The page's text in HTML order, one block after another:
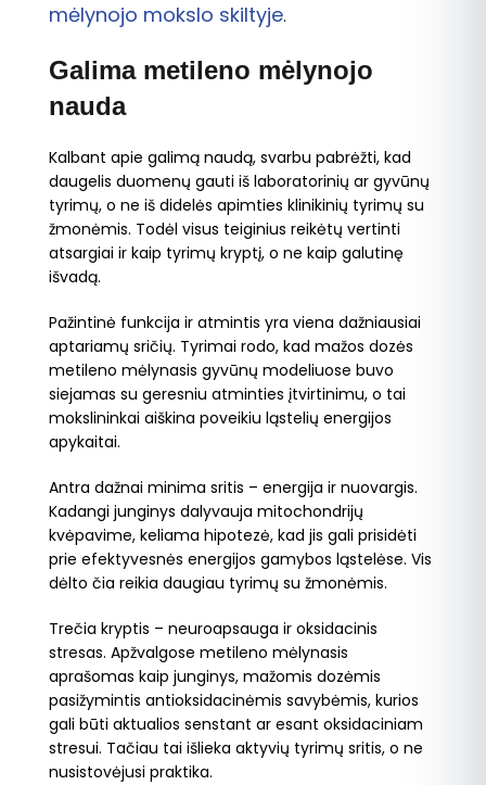
mėlynojo mokslo skiltyje.
Galima metileno mėlynojo
nauda
Kalbant apie galimą naudą, svarbu pabrėžti, kad
daugelis duomenų gauti iš laboratorinių ar gyvūnų
tyrimų, o ne iš didelės apimties klinikinių tyrimų su
žmonėmis. Todėl visus teiginius reikėtų vertinti
atsargiai ir kaip tyrimų kryptį, o ne kaip galutinę
išvadą.
Pažintinė funkcija ir atmintis yra viena dažniausiai
aptariamų sričių. Tyrimai rodo, kad mažos dozės
metileno mėlynasis gyvūnų modeliuose buvo
siejamas su geresniu atminties įtvirtinimu, o tai
mokslininkai aiškina poveikiu ląstelių energijos
apykaitai.
Antra dažnai minima sritis – energija ir nuovargis.
Kadangi junginys dalyvauja mitochondrijų
kvėpavime, keliama hipotezė, kad jis gali prisidėti
prie efektyvesnės energijos gamybos ląstelėse. Vis
dėlto čia reikia daugiau tyrimų su žmonėmis.
Trečia kryptis – neuroapsauga ir oksidacinis
stresas. Apžvalgose metileno mėlynasis
aprašomas kaip junginys, mažomis dozėmis
pasižymintis antioksidacinėmis savybėmis, kurios
gali būti aktualios senstant ar esant oksidaciniam
stresui. Tačiau tai išlieka aktyvių tyrimų sritis, o ne
nusistovėjusi praktika.